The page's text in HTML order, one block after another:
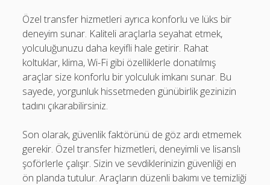
Özel transfer hizmetleri ayrıca konforlu ve lüks bir
deneyim sunar. Kaliteli araçlarla seyahat etmek,
yolculuğunuzu daha keyifli hale getirir. Rahat
koltuklar, klima, Wi-Fi gibi özelliklerle donatılmış
araçlar size konforlu bir yolculuk imkanı sunar. Bu
sayede, yorgunluk hissetmeden günübirlik gezinizin
tadını çıkarabilirsiniz.
Son olarak, güvenlik faktörünü de göz ardı etmemek
gerekir. Özel transfer hizmetleri, deneyimli ve lisanslı
şoförlerle çalışır. Sizin ve sevdiklerinizin güvenliği en
ön planda tutulur. Araçların düzenli bakımı ve temizliği